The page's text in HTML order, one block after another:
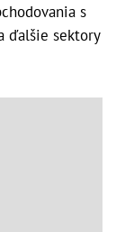
s
ďalšie sektory